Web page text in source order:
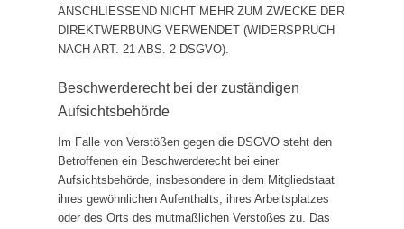
ANSCHLIESSEND NICHT MEHR ZUM ZWECKE DER
DIREKTWERBUNG VERWENDET (WIDERSPRUCH
NACH ART. 21 ABS. 2 DSGVO).
Beschwerde­recht bei der zuständigen
Aufsichts­behörde
Im Falle von Verstößen gegen die DSGVO steht den
Betroffenen ein Beschwerderecht bei einer
Aufsichtsbehörde, insbesondere in dem Mitgliedstaat
ihres gewöhnlichen Aufenthalts, ihres Arbeitsplatzes
oder des Orts des mutmaßlichen Verstoßes zu. Das